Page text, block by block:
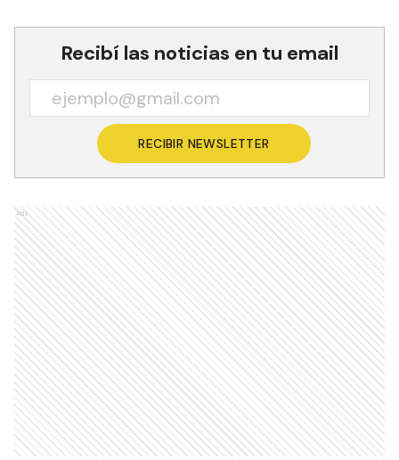
Recibí las noticias en tu email
RECIBIR NEWSLETTER
Ads